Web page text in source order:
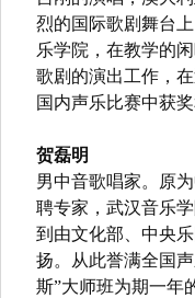
烈的国际歌剧舞台
乐学院，在教学的
歌剧的演出工作，
国内声乐比赛中获
贺磊明
男中音歌唱家。原
聘专家，武汉音乐
到由文化部、中央
扬。从此誉满全国
斯”大师班为期一年